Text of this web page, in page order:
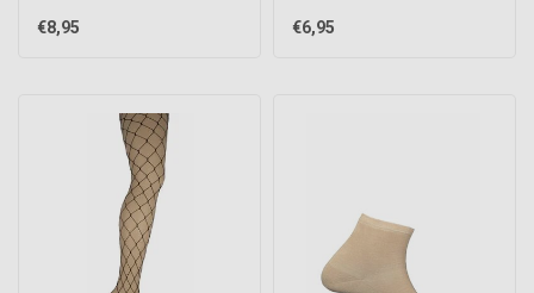
€8,95
is va..
€6,95